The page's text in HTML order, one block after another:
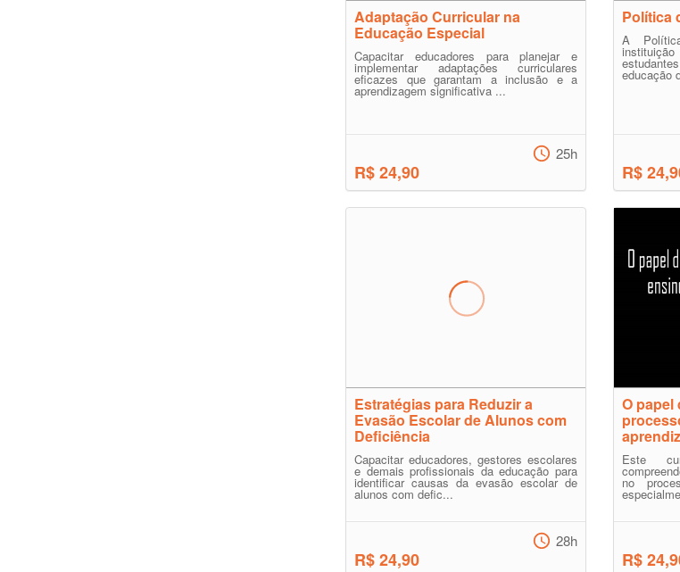
Adaptação Curricular na
Educação Especial
Capacitar educadores para planejar e
implementar adaptações curriculares
eficazes que garantam a inclusão e a
aprendizagem significativa ...
R$ 24,90
25h
Política
A
educação
R$
Estratégias para Reduzir a
Evasão Escolar de Alunos com
Deficiência
Capacitar educadores, gestores escolares
e demais profissionais da educação para
identificar causas da evasão escolar de
alunos com defic...
R$ 24,90
28h
O papel
Este
no
R$